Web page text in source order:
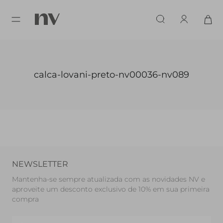
calca-lovani-preto-nv00036-nv089
NEWSLETTER
Mantenha-se sempre atualizada com as novidades NV e
aproveite um desconto exclusivo de 10% em sua primeira
compra